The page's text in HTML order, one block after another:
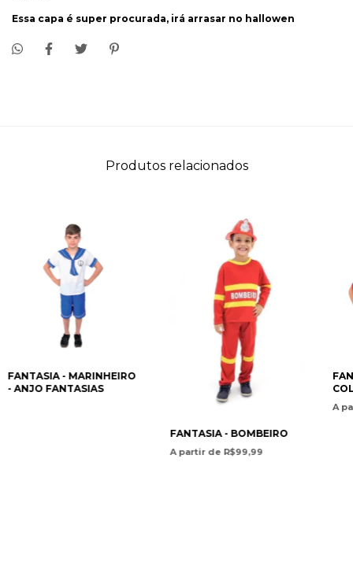
Essa capa é super procurada, irá arrasar no hallowen
Produtos relacionados
FANTASIA - MARINHEIRO
- ANJO FANTASIAS
FANTASIA - BOMBEIRO
A partir de R$99,99
A